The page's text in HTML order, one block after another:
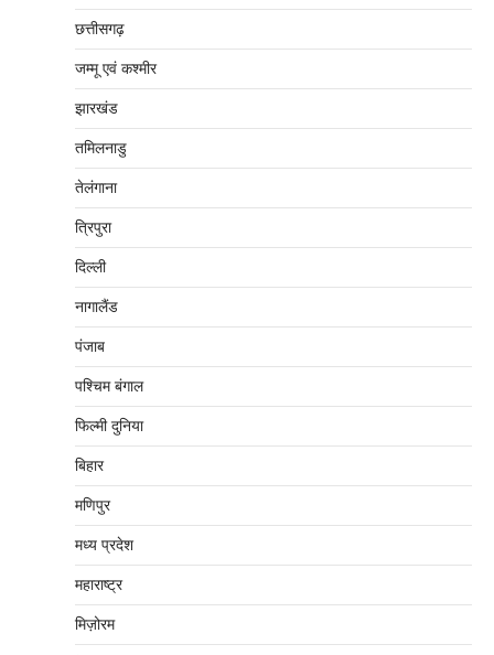
छत्तीसगढ़
जम्‍मू एवं कश्‍मीर
झारखंड
तमिलनाडु
तेलंगाना
त्रिपुरा
दिल्‍ली
नागालैंड
पंजाब
पश्चिम बंगाल
फिल्मी दुनिया
बिहार
मणिपुर
मध्‍य प्रदेश
महाराष्‍ट्र
मिज़ोरम